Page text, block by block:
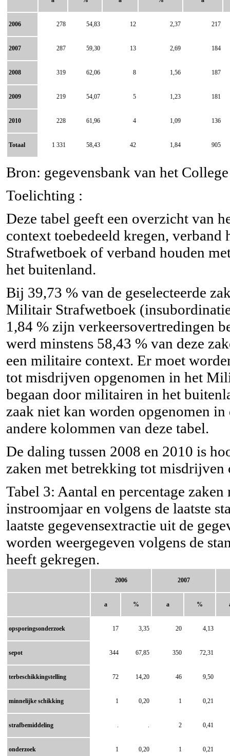
2006 278 54,83 12 2,37 217
2007 287 59,30 13 2,69 184
2008 319 62,06 8 1,56 187
2009 219 54,07 5 1,23 181
2010 228 61,96 4 1,09 136
Totaal 1 331 58,43 42 1,84 905
Bron: gegevensbank van het
Toelichting :
Deze tabel geeft een overzicht van
context toebedeeld kregen,
Strafwetboek of verband houden
het buitenland.
Bij 39,73 % van de geselecteerde
Militair Strafwetboek
1,84 % zijn verkeersovertredingen
werd minstens 58,43 % van deze
een militaire context. Er moet
tot misdrijven opgenomen in het
begaan door militairen in het
zaak niet kan worden opgenomen
andere kolommen van deze tabel.
De daling tussen 2008 en 2010 is
zaken met betrekking tot
Tabel 3: Aantal en percentage
instroomjaar en volgens de laatste
laatste gegevensextractie uit de
worden weergegeven volgens de
heeft gekregen.
2006 2007
a % a %
opsporingsonderzoek 17 3,35 20 4,13
sepot 344 67,85 350 72,31
terbeschikkingstelling 72 14,20 46 9,50
minnelijke schikking 1 0,20 1 0,21
strafbemiddeling 2 0,41
onderzoek 1 0,20 1 0,21